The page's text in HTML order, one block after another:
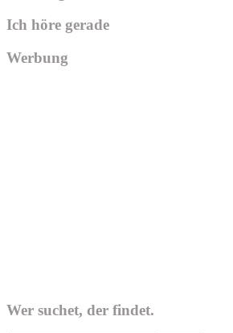
Ich höre gerade
Werbung
Wer suchet, der findet.